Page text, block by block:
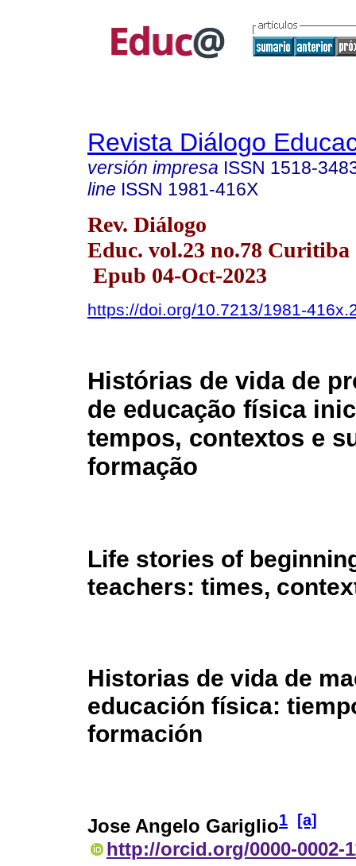
Revista Diálogo
versión impresa ISSN 1518-
line ISSN 1981-416X
Rev. Diálogo
Educ. vol.23 no.78 Curitiba
Epub 04-Oct-2023
https://doi.org/10.7213/1981-
Histórias de vida de
de educação física
tempos, contextos e
formação
Life stories of
teachers: times,
Historias de vida de
educación física:
formación
Jose Angelo Gariglio1 [a]
http://orcid.org/0000-0002-